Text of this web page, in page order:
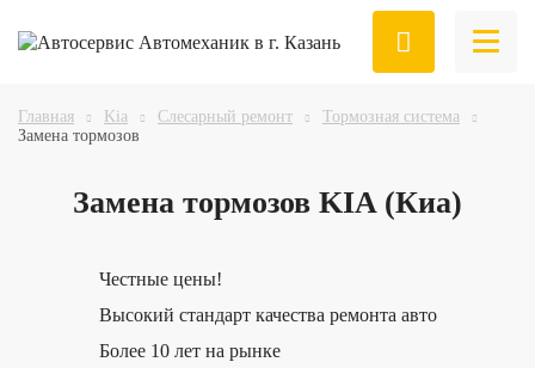
Главная Kia Слесарный ремонт
Тормозная система
Замена тормозов
Замена тормозов KIA (Киа)
Честные цены!
Высокий стандарт качества ремонта авто
Более 10 лет на рынке